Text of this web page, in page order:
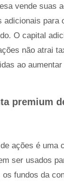
vende suas
adicionais para
O capital
não atrai
ao
premium
ações é uma
ser usados
fundos da